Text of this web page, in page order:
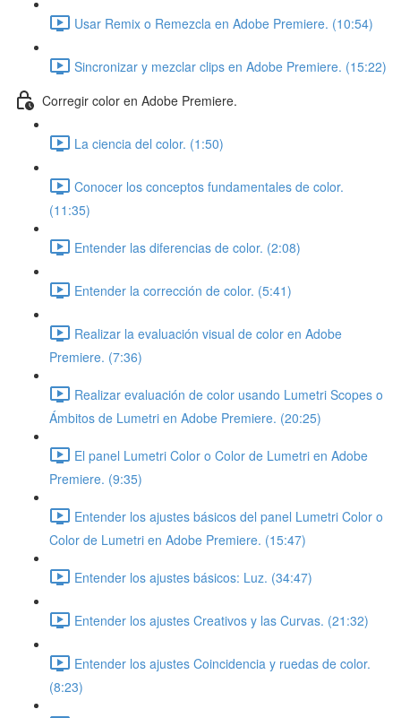
Usar Remix o Remezcla en Adobe Premiere. (10:54)
Sincronizar y mezclar clips en Adobe Premiere. (15:22)
Corregir color en Adobe Premiere.
La ciencia del color. (1:50)
Conocer los conceptos fundamentales de color.
(11:35)
Entender las diferencias de color. (2:08)
Entender la corrección de color. (5:41)
Realizar la evaluación visual de color en Adobe
Premiere. (7:36)
Realizar evaluación de color usando Lumetri Scopes o
Ámbitos de Lumetri en Adobe Premiere. (20:25)
El panel Lumetri Color o Color de Lumetri en Adobe
Premiere. (9:35)
Entender los ajustes básicos del panel Lumetri Color o
Color de Lumetri en Adobe Premiere. (15:47)
Entender los ajustes básicos: Luz. (34:47)
Entender los ajustes Creativos y las Curvas. (21:32)
Entender los ajustes Coincidencia y ruedas de color.
(8:23)